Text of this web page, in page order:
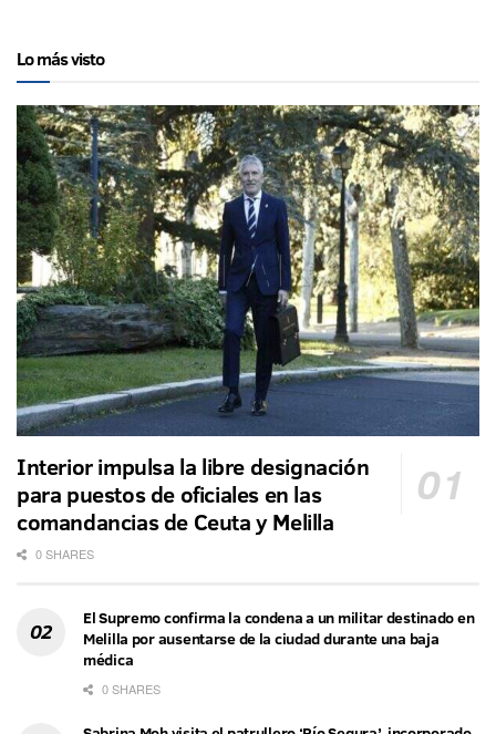
Lo más visto
Interior impulsa la libre designación
para puestos de oficiales en las
comandancias de Ceuta y Melilla
0 SHARES
El Supremo confirma la condena a un militar destinado en
Melilla por ausentarse de la ciudad durante una baja
médica
0 SHARES